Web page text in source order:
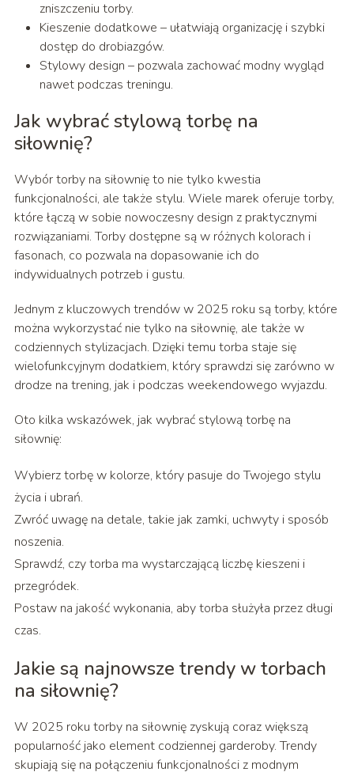
zniszczeniu torby.
Kieszenie dodatkowe – ułatwiają organizację i szybki
dostęp do drobiazgów.
Stylowy design – pozwala zachować modny wygląd
nawet podczas treningu.
Jak wybrać stylową torbę na
siłownię?
Wybór torby na siłownię to nie tylko kwestia
funkcjonalności, ale także stylu. Wiele marek oferuje torby,
które łączą w sobie nowoczesny design z praktycznymi
rozwiązaniami. Torby dostępne są w różnych kolorach i
fasonach, co pozwala na dopasowanie ich do
indywidualnych potrzeb i gustu.
Jednym z kluczowych trendów w 2025 roku są torby, które
można wykorzystać nie tylko na siłownię, ale także w
codziennych stylizacjach. Dzięki temu torba staje się
wielofunkcyjnym dodatkiem, który sprawdzi się zarówno w
drodze na trening, jak i podczas weekendowego wyjazdu.
Oto kilka wskazówek, jak wybrać stylową torbę na
siłownię:
Wybierz torbę w kolorze, który pasuje do Twojego stylu
życia i ubrań.
Zwróć uwagę na detale, takie jak zamki, uchwyty i sposób
noszenia.
Sprawdź, czy torba ma wystarczającą liczbę kieszeni i
przegródek.
Postaw na jakość wykonania, aby torba służyła przez długi
czas.
Jakie są najnowsze trendy w torbach
na siłownię?
W 2025 roku torby na siłownię zyskują coraz większą
popularność jako element codziennej garderoby. Trendy
skupiają się na połączeniu funkcjonalności z modnym